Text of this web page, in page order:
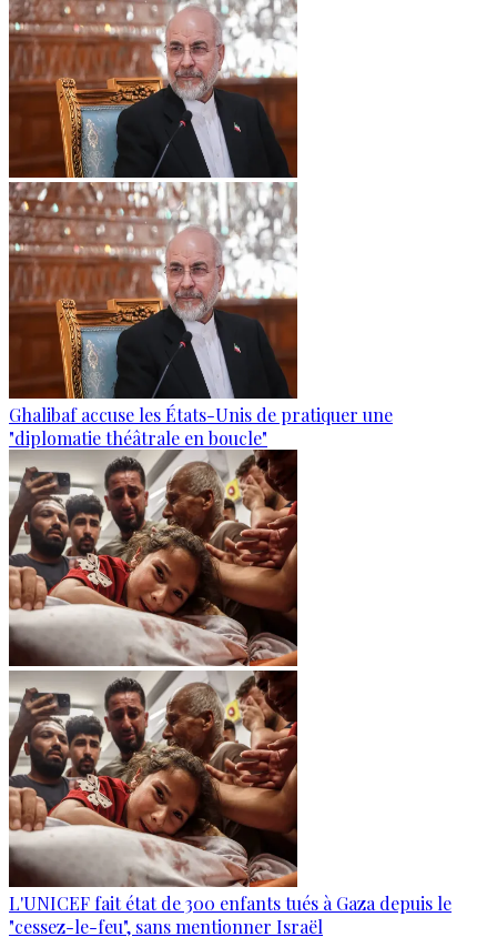
Ghalibaf accuse les États-Unis de pratiquer une
"diplomatie théâtrale en boucle"
L'UNICEF fait état de 300 enfants tués à Gaza depuis le
"cessez-le-feu", sans mentionner Israël